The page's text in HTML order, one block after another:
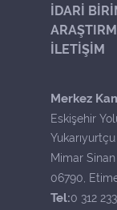
İDARİ
İLETİŞİM
Merkez
Eskişehir
Mimar
06790,
Tel:0 312